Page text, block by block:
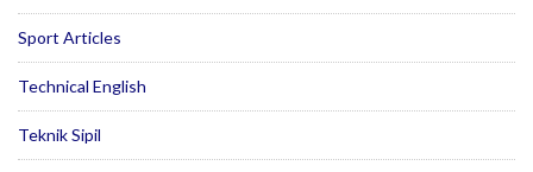
Sport Articles
Technical English
Teknik Sipil